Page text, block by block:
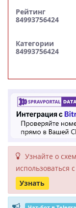
Рейтинг
84993756424
Категории
84993756424
Узнайте о
исполь­зоваться
Узнать